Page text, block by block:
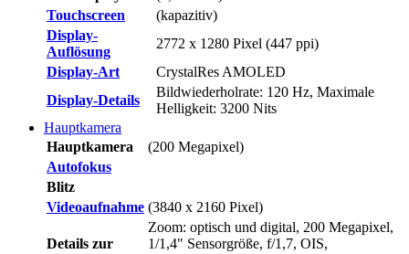
Touchscreen
(kapazitiv)
Display-
Auflösung
2772 x 1280 Pixel (447 ppi)
Display-Art
CrystalRes AMOLED
Display-Details
Bildwiederholrate: 120 Hz, Maximale
Helligkeit: 3200 Nits
Hauptkamera
Hauptkamera
(200 Megapixel)
Autofokus
Blitz
Videoaufnahme (3840 x 2160 Pixel)
Details zur
Zoom: optisch und digital, 200 Megapixel,
1/1,4" Sensorgröße, f/1,7, OIS,